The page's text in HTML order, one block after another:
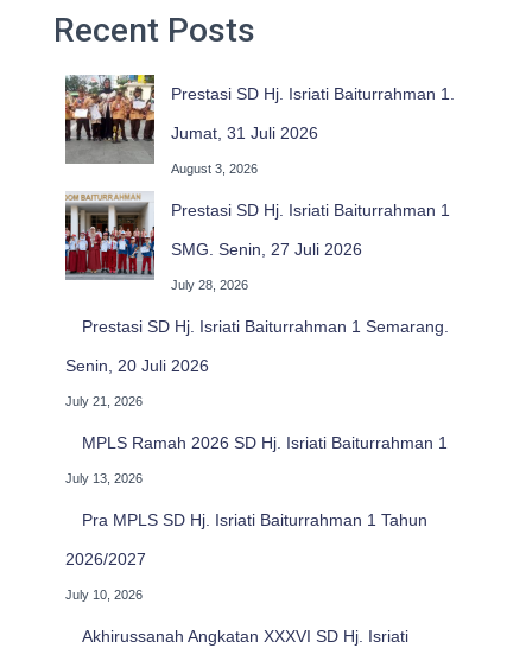
Recent Posts
Prestasi SD Hj. Isriati Baiturrahman 1.
Jumat, 31 Juli 2026
August 3, 2026
Prestasi SD Hj. Isriati Baiturrahman 1
SMG. Senin, 27 Juli 2026
July 28, 2026
Prestasi SD Hj. Isriati Baiturrahman 1 Semarang.
Senin, 20 Juli 2026
July 21, 2026
MPLS Ramah 2026 SD Hj. Isriati Baiturrahman 1
July 13, 2026
Pra MPLS SD Hj. Isriati Baiturrahman 1 Tahun
2026/2027
July 10, 2026
Akhirussanah Angkatan XXXVI SD Hj. Isriati